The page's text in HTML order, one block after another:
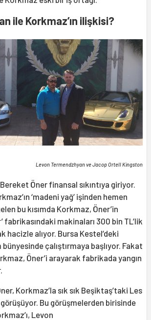
ile Korkmaz’ın ilişkisi?
Levon Termendzhyan ve Jacop Ortell Kingston
Öner finansal sıkıntıya giriyor.
‘madeni yağ’ işinden hemen
bu kısımda Korkmaz, Öner’in
fabrikasındaki makinaları 300 bin TL’lik
hacizle alıyor. Bursa Kestel’deki
bünyesinde çalıştırmaya başlıyor. Fakat
Öner’i arayarak fabrikada yangın
Korkmaz’la sık sık Beşiktaş’taki Les
Bu görüşmelerden birisinde
Levon